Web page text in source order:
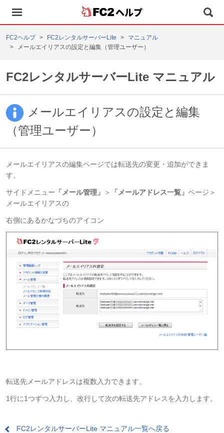
ヘルプ
FC2ヘルプ FC2レンタルサーバーLite
マニュアル
メールエイリアスの設定と編集（管理ユーザー）
FC2レンタルサーバーLite マニュアル
メールエイリアスの設定と編集
（管理ユーザー）
メールエイリアスの編集ページでは転送先の変更・追加ができま
す。
サイドメニュー 「メール管理」 ＞ 「メールアドレス一覧」 ページ＞
メールエイリアスの
右側にあるかなづちのアイコン
転送先メールアドレスは複数入力できます。
1行に1つずつ入力し、改行して次の転送先アドレスを入力します。
FC2レンタルサーバーLite マニュアル一覧へ戻る